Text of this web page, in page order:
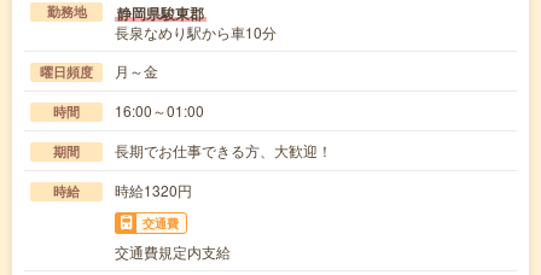
勤務地 静岡県駿東郡
長泉なめり駅から車10分
曜日頻度 月～金
時間 16:00～01:00
期間 長期でお仕事できる方、大歓迎！
時給 時給1320円
交通費
交通費規定内支給